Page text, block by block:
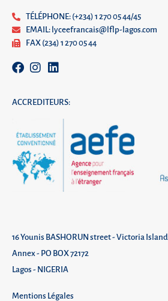
TÉLÉPHONE: (+234) 1 270 05 44/45
EMAIL: lyceefrancais@lflp-lagos.com
FAX (234) 1 270 05 44
ACCREDITEURS:
16 Younis BASHORUN street - Victoria Island
Annex - PO BOX 72172
Lagos - NIGERIA
Mentions Légales